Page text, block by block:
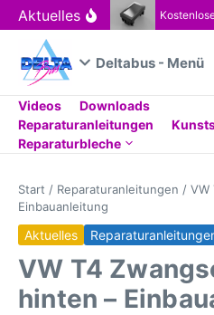
Zum Inhalt springen
Aktuelles
Deltabus - Menü
Videos
Downloads
Reparaturanleitungen
Reparaturbleche
Start / Reparaturanleitungen / VW
Einbauanleitung
Aktuelles
VW T4
hinten –